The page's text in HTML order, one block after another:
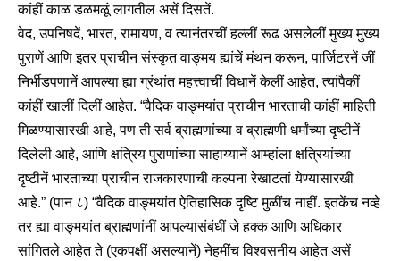
कांहीं काळ डळमळूं लागतील असें दिसतें.
वेद, उपनिषदें, भारत, रामायण, व त्यानंतरचीं हल्लीं रूढ असलेलीं मुख्य मुख्य
पुराणें आणि इतर प्राचीन संस्कृत वाङ्मय ह्यांचें मंथन करून, पार्जिटरनें जीं
निर्भीडपणानें आपल्या ह्या ग्रंथांत महत्त्वाचीं विधानें केलीं आहेत, त्यांपैकीं
कांहीं खालीं दिलीं आहेत. “वैदिक वाङ्मयांत प्राचीन भारताची कांहीं माहिती
मिळण्यासारखी आहे, पण ती सर्व ब्राह्मणांच्या व ब्राह्मणी धर्मांच्या दृष्टीनें
दिलेली आहे, आणि क्षत्रिय पुराणांच्या साहाय्यानें आम्हांला क्षत्रियांच्या
दृष्टीनें भारताच्या प्राचीन राजकारणाची कल्पना रेखाटतां येण्यासारखी
आहे.” (पान ८) “वैदिक वाङ्मयांत ऐतिहासिक दृष्टि मुळींच नाहीं. इतकेंच नव्हे
तर ह्या वाङ्मयांत ब्राह्मणांनीं आपल्यासंबंधीं जे हक्क आणि अधिकार
सांगितले आहेत ते (एकपक्षीं असल्यानें) नेहमींच विश्वसनीय आहेत असें